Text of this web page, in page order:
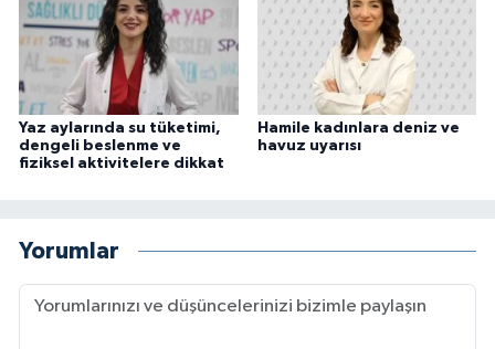
Yaz aylarında su tüketimi,
dengeli beslenme ve
fiziksel aktivitelere dikkat
Hamile kadınlara deniz ve
havuz uyarısı
Yorumlar